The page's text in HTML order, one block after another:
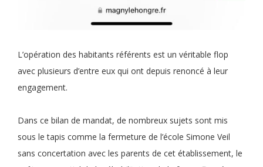
L’opération des habitants référents est un véritable flop
avec plusieurs d’entre eux qui ont depuis renoncé à leur
engagement.
Dans ce bilan de mandat, de nombreux sujets sont mis
sous le tapis comme la fermeture de l’école Simone Veil
sans concertation avec les parents de cet établissement, le